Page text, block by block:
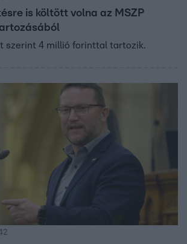
is költött volna az MSZP
szerint 4 millió forinttal tartozik.